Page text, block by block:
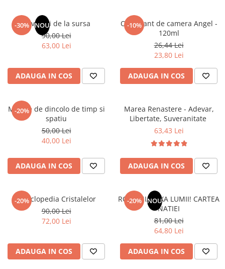
MedConnect
Medicina & Farmacie
Medicina Pentru Toti
SealfHealing
Sport
Terapii Alternative
AudioBook
Beletristica
Carti erotice
Adult
Crime, Thriller, Mistery
Literatura Romana
Literatura Universala
Poezie
-30% NOU
Revelatii de la sursa
90,00 Lei
63,00 Lei
ADAUGA IN COS
-10%
Odorizant de camera Angel -
120ml
26,44 Lei
23,80 Lei
ADAUGA IN COS
-20%
Mesaje de dincolo de timp si
spatiu
50,00 Lei
40,00 Lei
ADAUGA IN COS
Marea Renastere - Adevar,
Libertate, Suveranitate
63,43 Lei
ADAUGA IN COS
-20%
Enciclopedia Cristalelor
90,00 Lei
72,00 Lei
ADAUGA IN COS
-20% NOU
ROMANIA, AXA LUMII! CARTEA
NATIEI
81,00 Lei
64,80 Lei
ADAUGA IN COS